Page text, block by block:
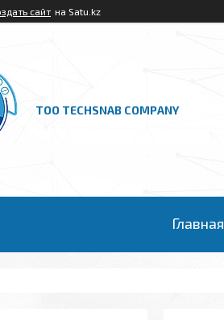
сайт на Satu.kz
ТОО TECHSNAB COMPANY
Главная